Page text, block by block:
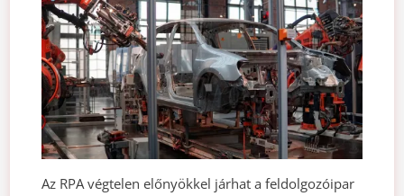
Az RPA végtelen előnyökkel járhat a feldolgozóipar